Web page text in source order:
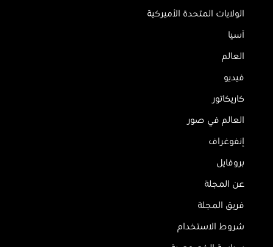
الولايات المتحدة الأميركية
آسيا
العالم
فيديو
كاريكاتور
العالم في صور
إنفوغراف
بروفايل
عن المجلة
فريق المجلة
شروط الاستخدام